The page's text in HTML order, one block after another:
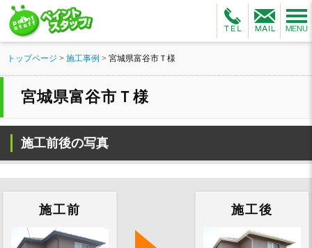
トップページ > 施工事例 > 宮城県富谷市Ｔ様
宮城県富谷市Ｔ様
施工前後の写真
施工前 施工後